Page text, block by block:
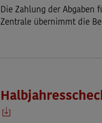
Die Zahlung der
Zentrale übernimmt die